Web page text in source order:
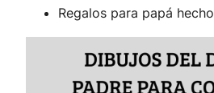
Regalos para papá